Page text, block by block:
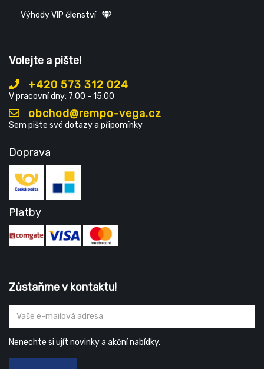
Výhody VIP členství
Volejte a pište!
+420 573 312 024
V pracovní dny: 7:00 - 15:00
obchod@rempo-vega.cz
Sem pište své dotazy a připomínky
Doprava
Platby
Zůstaňme v kontaktu!
Nenechte si ujít novinky a akční nabídky.